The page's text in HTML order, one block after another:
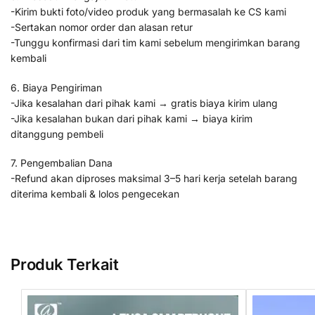
-Kirim bukti foto/video produk yang bermasalah ke CS kami
-Sertakan nomor order dan alasan retur
-Tunggu konfirmasi dari tim kami sebelum mengirimkan barang
kembali
6. Biaya Pengiriman
-Jika kesalahan dari pihak kami → gratis biaya kirim ulang
-Jika kesalahan bukan dari pihak kami → biaya kirim
ditanggung pembeli
7. Pengembalian Dana
-Refund akan diproses maksimal 3–5 hari kerja setelah barang
diterima kembali & lolos pengecekan
Produk Terkait